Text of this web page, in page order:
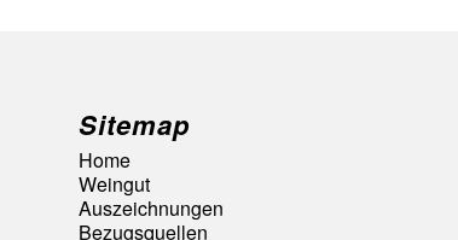
Sitemap
Home
Weingut
Auszeichnungen
Bezugsquellen